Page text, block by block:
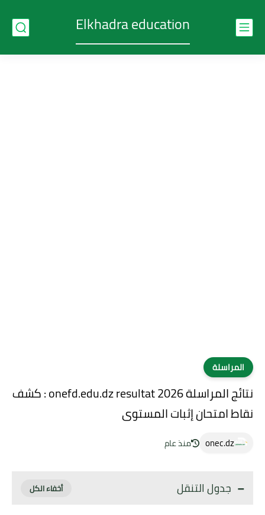
Elkhadra education
المراسلة
نتائج المراسلة 2026 onefd.edu.dz resultat : كشف
نقاط امتحان إثبات المستوى
onec.dz منذ عام
جدول التنقل